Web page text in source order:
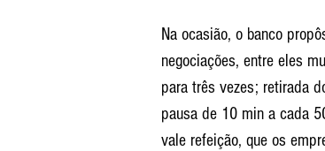
Na ocasião, o banco
negociações, entre eles
para três vezes; retirada
pausa de 10 min a cada
vale refeição, que os